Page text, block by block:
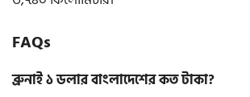
FAQs
ব্রুনাই ১ ডলার বাংলাদেশের কত টাকা?